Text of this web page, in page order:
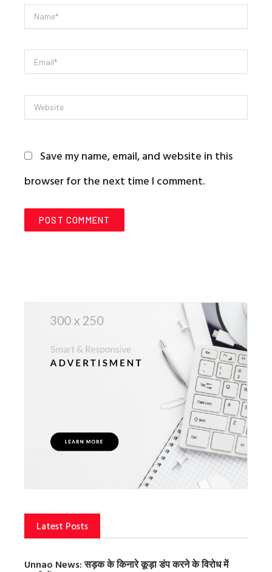
Name*
Email*
Website
Save my name, email, and website in this
browser for the next time I comment.
Latest Posts
Unnao News: सड़क के किनारे कूड़ा डंप करने के विरोध में